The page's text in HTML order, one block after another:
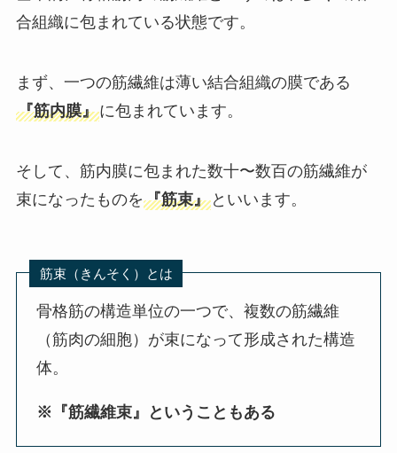
合組織に包まれている状態です。
まず、一つの筋繊維は薄い結合組織の膜である
『筋内膜』に包まれています。
そして、筋内膜に包まれた数十〜数百の筋繊維が
束になったものを『筋束』といいます。
筋束（きんそく）とは
骨格筋の構造単位の一つで、複数の筋繊維
（筋肉の細胞）が束になって形成された構造
体。
※『筋繊維束』ということもある